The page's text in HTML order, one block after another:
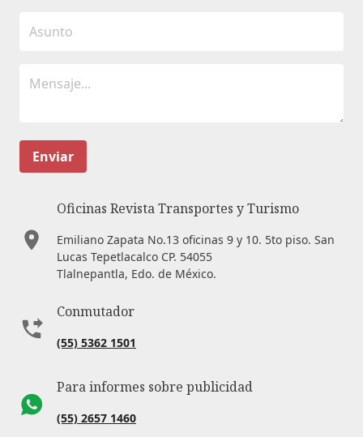
Enviar
Oficinas Revista Transportes y Turismo
Emiliano Zapata No.13 oficinas 9 y 10. 5to piso. San
Lucas Tepetlacalco CP. 54055
Tlalnepantla, Edo. de México.
Conmutador
(55) 5362 1501
Para informes sobre publicidad
(55) 2657 1460